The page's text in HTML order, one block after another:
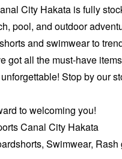
City Hakata is fully
pool, and outdoor
and swimwear to
got all the must-have
Stop by our
to welcoming you!
Canal City Hakata
Swimwear,